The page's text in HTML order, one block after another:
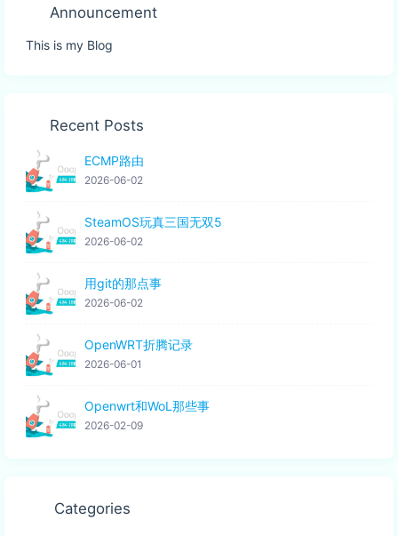
Announcement
This is my Blog
Recent Posts
ECMP路由
2026-06-02
SteamOS玩真三国无双5
2026-06-02
用git的那点事
2026-06-02
OpenWRT折腾记录
2026-06-01
Openwrt和WoL那些事
2026-02-09
Categories